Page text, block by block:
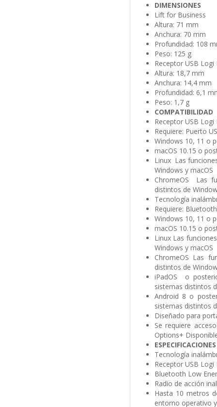
DIMENSIONES
Lift for Business
Altura: 71 mm
Anchura: 70 mm
Profundidad: 108
Peso: 125 g
Receptor USB Logi
Altura: 18,7 mm
Anchura: 14,4 mm
Profundidad: 6,1
Peso: 1,7 g
COMPATIBILIDAD
Receptor USB Logi
Requiere: Puerto
Windows 10, 11 o
macOS 10.15 o
Linux Las
Windows y macOS
ChromeOS Las
distintos de
Tecnología
Requiere:
Windows 10, 11 o
macOS 10.15 o
Linux Las
Windows y macOS
ChromeOS Las
distintos de
iPadOS o
sistemas distintos
Android 8 o
sistemas distintos
Diseñado para
Se requiere
Options+
Tecnología
Receptor USB Logi
Bluetooth Low
Radio de acción
Hasta 10 metros
entorno operativo